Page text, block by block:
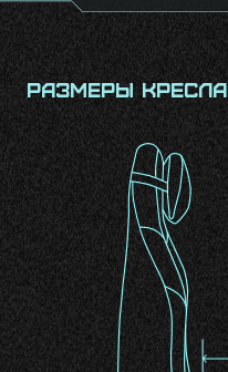
Размеры кресла